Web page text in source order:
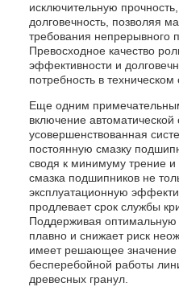
исключительную
долговечность, позволяя
требования непрерывного
Превосходное качество
эффективности и
потребность в
Еще одним
включение
усовершенствованная
постоянную смазку
сводя к минимуму трение и
смазка подшипников не
эксплуатационную
продлевает срок службы
Поддерживая
плавно и снижает риск
имеет решающее значение
бесперебойной работы
древесных гранул.